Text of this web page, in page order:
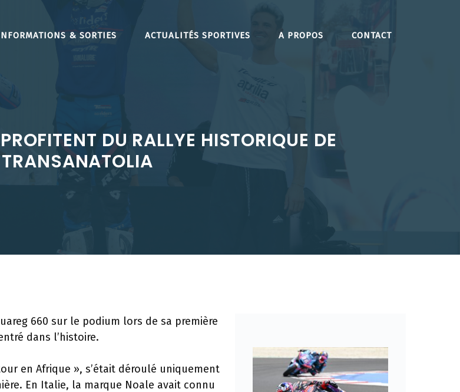
& SORTIES ACTUALITÉS SPORTIVES A PROPOS CONTACT
DU RALLYE HISTORIQUE DE
TRANSANATOLIA
660 sur le podium lors de sa première
dans l’histoire.
en Afrique », s’était déroulé uniquement
En Italie, la marque Noale avait connu